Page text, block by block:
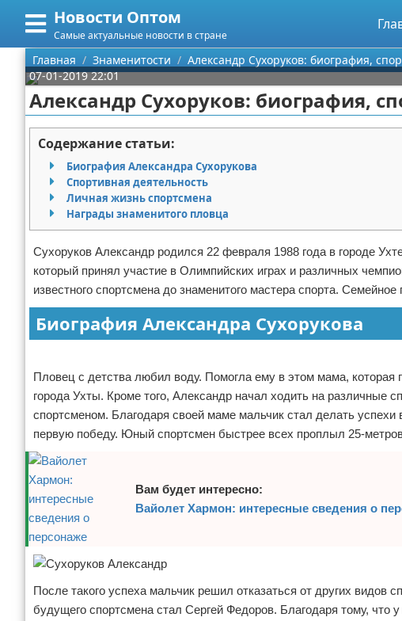
Новости Оптом
Самые актуальные новости в стране
Меню
Главная
Категории
Информационные технологии
Автомобили
Знаменитости
Политика
Природа
Философия
Культура
Экономика
Разное
Поиск
О проекте
Контакты
Сотрудничество
Размещение рекламы
Для правообладателей
Условия предоставления информации
Отказ от ответственности
Главная Знаменитости
Александр Сухоруков: биография,
07-01-2019 22:01
Александр Сухоруков: биография,
Содержание статьи:
Биография Александра Сухорукова
Спортивная деятельность
Личная жизнь спортсмена
Награды знаменитого пловца
Сухоруков Александр родился 22 февраля 1988 года в городе
который принял участие в Олимпийских играх и различных
известного спортсмена до знаменитого мастера спорта.
Биография Александра Сухорукова
Пловец с детства любил воду. Помогла ему в этом мама,
города Ухты. Кроме того, Александр начал ходить на различные
спортсменом. Благодаря своей маме мальчик стал делать
первую победу. Юный спортсмен быстрее всех проплыл 25-
Вам будет интересно:
Вайолет Хармон: интересные сведения о
После такого успеха мальчик решил отказаться от других видов
будущего спортсмена стал Сергей Федоров. Благодаря тому,